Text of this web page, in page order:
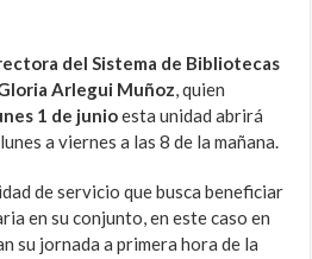
del Sistema de Bibliotecas
Arlegui Muñoz, quien
1 de junioesta unidad abrirá
a viernes a las 8 de la mañana.
de servicio que busca beneficiar
en su conjunto, en este caso en
su jornada a primera hora de la